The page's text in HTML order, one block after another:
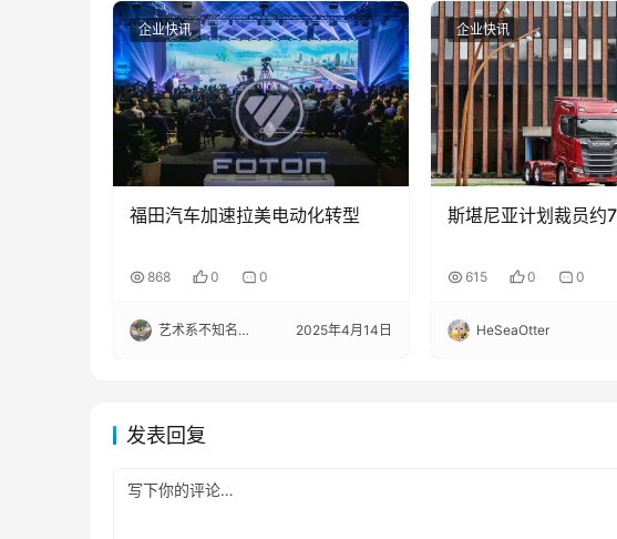
企业快讯
福田汽车加速拉美电动化转型
868 0 0
艺术系不知名选手 2025年4月14日
企业快讯
斯堪尼亚计划裁员约
615 0 0
HeSeaOtter
发表回复